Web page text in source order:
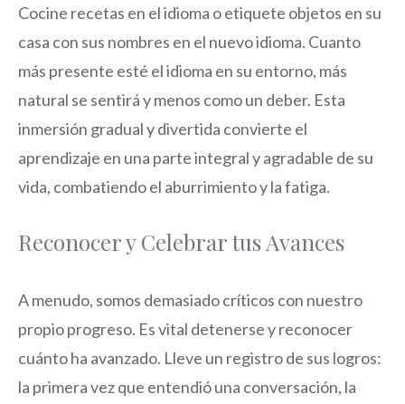
Cocine recetas en el idioma o etiquete objetos en su
casa con sus nombres en el nuevo idioma. Cuanto
más presente esté el idioma en su entorno, más
natural se sentirá y menos como un deber. Esta
inmersión gradual y divertida convierte el
aprendizaje en una parte integral y agradable de su
vida, combatiendo el aburrimiento y la fatiga.
Reconocer y Celebrar tus Avances
A menudo, somos demasiado críticos con nuestro
propio progreso. Es vital detenerse y reconocer
cuánto ha avanzado. Lleve un registro de sus logros:
la primera vez que entendió una conversación, la